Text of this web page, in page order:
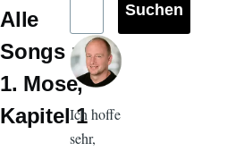
Alle
Songs zu
1. Mose
Kapitel 1Ich hoffe
sehr,